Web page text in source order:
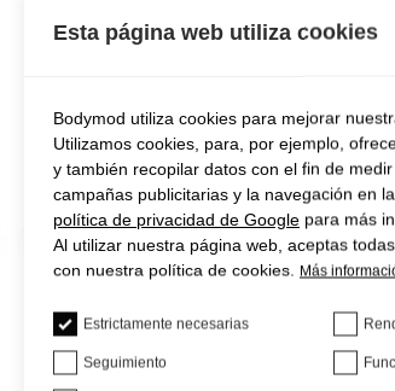
Esta página web utiliza cookies
Bodymod utiliza cookies para mejorar
Utilizamos cookies, para, por ejemplo,
y también recopilar datos con el fin de
campañas publicitarias y la navegación en
política de privacidad de Google para más
Al utilizar nuestra página web, aceptas
con nuestra política de cookies. Más
Estrictamente necesarias
Seguimiento